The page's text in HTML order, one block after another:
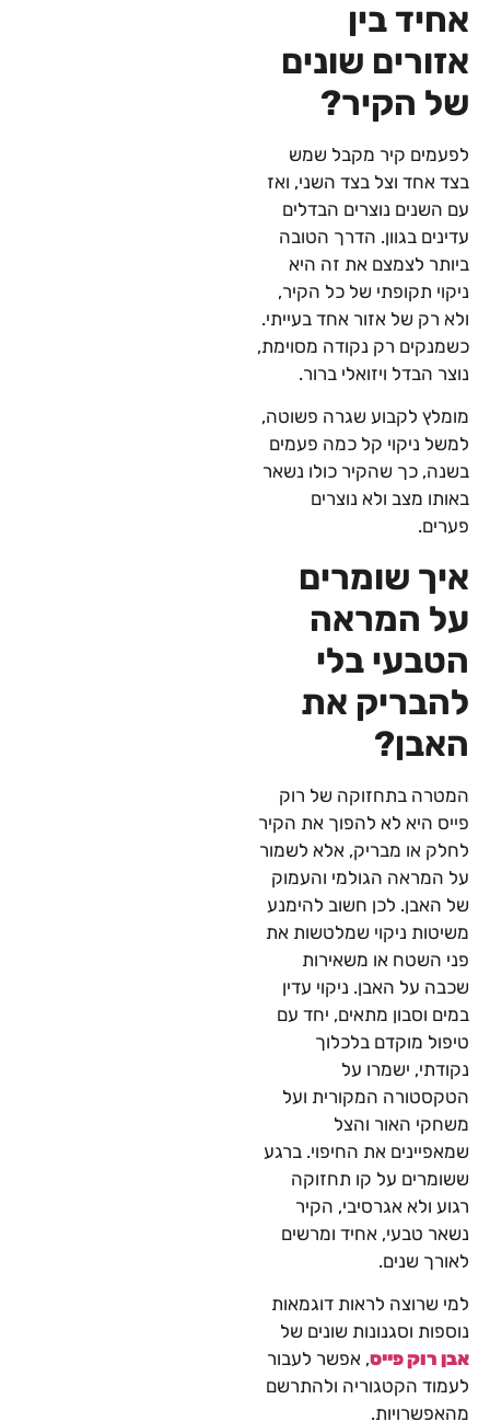
אחיד בין
אזורים שונים
של הקיר?
לפעמים קיר מקבל שמש
בצד אחד וצל בצד השני, ואז
עם השנים נוצרים הבדלים
עדינים בגוון. הדרך הטובה
ביותר לצמצם את זה היא
ניקוי תקופתי של כל הקיר,
ולא רק של אזור אחד בעייתי.
כשמנקים רק נקודה מסוימת,
נוצר הבדל ויזואלי ברור.
מומלץ לקבוע שגרה פשוטה,
למשל ניקוי קל כמה פעמים
בשנה, כך שהקיר כולו נשאר
באותו מצב ולא נוצרים
פערים.
איך שומרים
על המראה
הטבעי בלי
להבריק את
האבן?
המטרה בתחזוקה של רוק
פייס היא לא להפוך את הקיר
לחלק או מבריק, אלא לשמור
על המראה הגולמי והעמוק
של האבן. לכן חשוב להימנע
משיטות ניקוי שמלטשות את
פני השטח או משאירות
שכבה על האבן. ניקוי עדין
במים וסבון מתאים, יחד עם
טיפול מוקדם בלכלוך
נקודתי, ישמרו על
הטקסטורה המקורית ועל
משחקי האור והצל
שמאפיינים את החיפוי. ברגע
ששומרים על קו תחזוקה
רגוע ולא אגרסיבי, הקיר
נשאר טבעי, אחיד ומרשים
לאורך שנים.
למי שרוצה לראות דוגמאות
נוספות וסגנונות שונים של
אבן רוק פייס, אפשר לעבור
לעמוד הקטגוריה ולהתרשם
מהאפשרויות.